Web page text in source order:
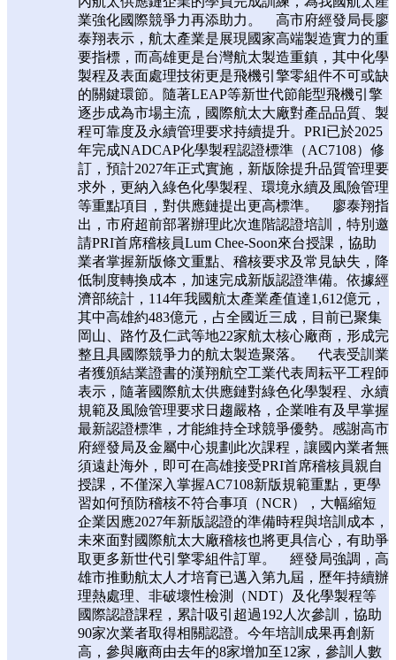
業強化國際競爭力再添助力。 高市府經發局長廖
泰翔表示，航太產業是展現國家高端製造實力的重
要指標，而高雄更是台灣航太製造重鎮，其中化學
製程及表面處理技術更是飛機引擎零組件不可或缺
的關鍵環節。隨著LEAP等新世代節能型飛機引擎
逐步成為市場主流，國際航太大廠對產品品質、製
程可靠度及永續管理要求持續提升。PRI已於2025
年完成NADCAP化學製程認證標準（AC7108）修
訂，預計2027年正式實施，新版除提升品質管理要
求外，更納入綠色化學製程、環境永續及風險管理
等重點項目，對供應鏈提出更高標準。 廖泰翔指
出，市府超前部署辦理此次進階認證培訓，特別邀
請PRI首席稽核員Lum Chee-Soon來台授課，協助
業者掌握新版條文重點、稽核要求及常見缺失，降
低制度轉換成本，加速完成新版認證準備。依據經
濟部統計，114年我國航太產業產值達1,612億元，
其中高雄約483億元，占全國近三成，目前已聚集
岡山、路竹及仁武等地22家航太核心廠商，形成完
整且具國際競爭力的航太製造聚落。 代表受訓業
者獲頒結業證書的漢翔航空工業代表周耘平工程師
表示，隨著國際航太供應鏈對綠色化學製程、永續
規範及風險管理要求日趨嚴格，企業唯有及早掌握
最新認證標準，才能維持全球競爭優勢。感謝高市
府經發局及金屬中心規劃此次課程，讓國內業者無
須遠赴海外，即可在高雄接受PRI首席稽核員親自
授課，不僅深入掌握AC7108新版規範重點，更學
習如何預防稽核不符合事項（NCR），大幅縮短
企業因應2027年新版認證的準備時程與培訓成本，
未來面對國際航太大廠稽核也將更具信心，有助爭
取更多新世代引擎零組件訂單。 經發局強調，高
雄市推動航太人才培育已邁入第九屆，歷年持續辦
理熱處理、非破壞性檢測（NDT）及化學製程等
國際認證課程，累計吸引超過192人次參訓，協助
90家次業者取得相關認證。今年培訓成果再創新
高，參與廠商由去年的8家增加至12家，參訓人數